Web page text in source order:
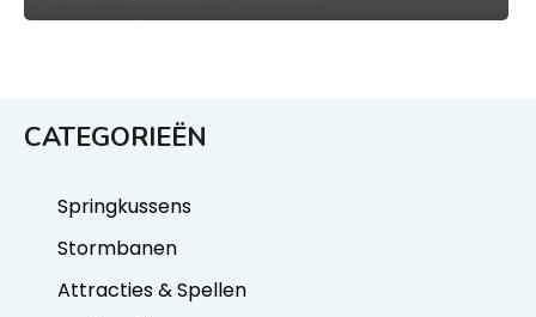
CATEGORIEËN
Springkussens
Stormbanen
Attracties & Spellen